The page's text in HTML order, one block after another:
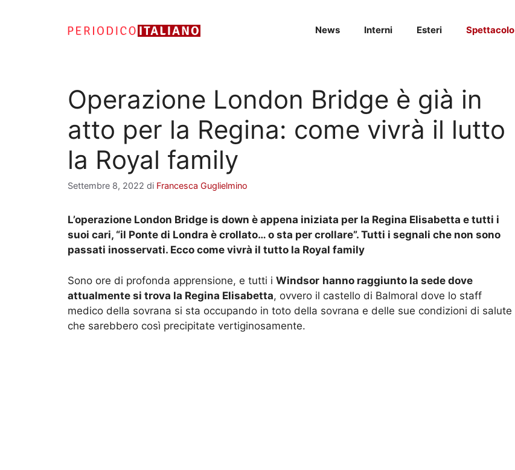
News Interni Esteri Spettacolo
Operazione London Bridge è già in
atto per la Regina: come vivrà il lutto
la Royal family
Settembre 8, 2022 di Francesca Guglielmino
L’operazione London Bridge is down è appena iniziata per la Regina Elisabetta e tutti i
suoi cari, “il Ponte di Londra è crollato… o sta per crollare”. Tutti i segnali che non sono
passati inosservati. Ecco come vivrà il tutto la Royal family
Sono ore di profonda apprensione, e tutti i Windsor hanno raggiunto la sede dove
attualmente si trova la Regina Elisabetta, ovvero il castello di Balmoral dove lo staff
medico della sovrana si sta occupando in toto della sovrana e delle sue condizioni di salute
che sarebbero così precipitate vertiginosamente.